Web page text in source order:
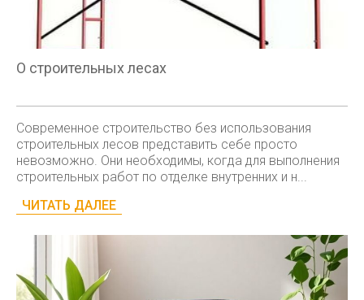
О строительных лесах
Современное строительство без использования
строительных лесов представить себе просто
невозможно. Они необходимы, когда для выполнения
строительных работ по отделке внутренних и н...
ЧИТАТЬ ДАЛЕЕ